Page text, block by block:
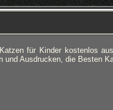
für Kinder kostenlos
und Ausdrucken, die Besten